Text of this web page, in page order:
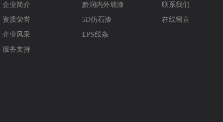
企业简介
资质荣誉
企业风采
服务支持
黔润内外墙漆
5D仿石漆
EPS线条
联系我们
在线留言